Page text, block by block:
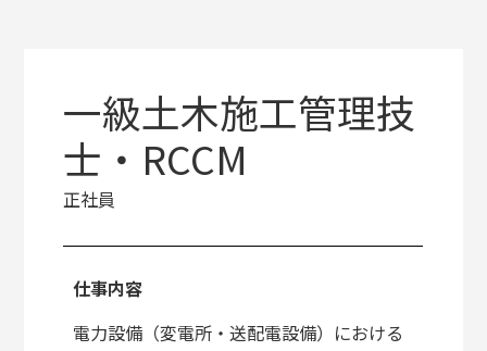
一級土木施工管理技
士・RCCM
正社員
仕事内容
電力設備（変電所・送配電設備）における